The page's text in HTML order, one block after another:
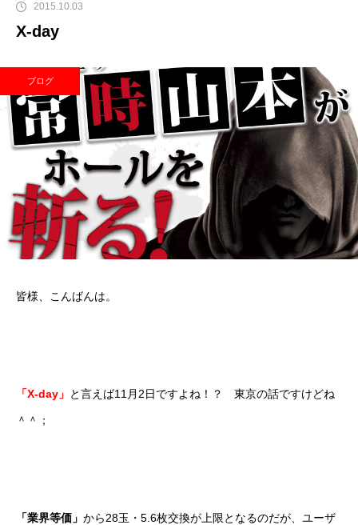
2015.10.03
X-day
ブログ
皆様、こんばんは。
「X-day」 と言えば11月2日ですよね！？ 東京の話ですけどね
＾＾；
「業界等価」 から28玉・5.6枚交換が上限となるのだが、ユーザ